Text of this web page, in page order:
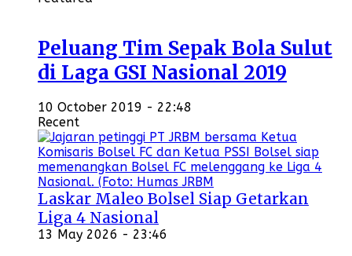
Peluang Tim Sepak Bola Sulut
di Laga GSI Nasional 2019
10 October 2019 - 22:48
Recent
Laskar Maleo Bolsel Siap Getarkan
Liga 4 Nasional
13 May 2026 - 23:46